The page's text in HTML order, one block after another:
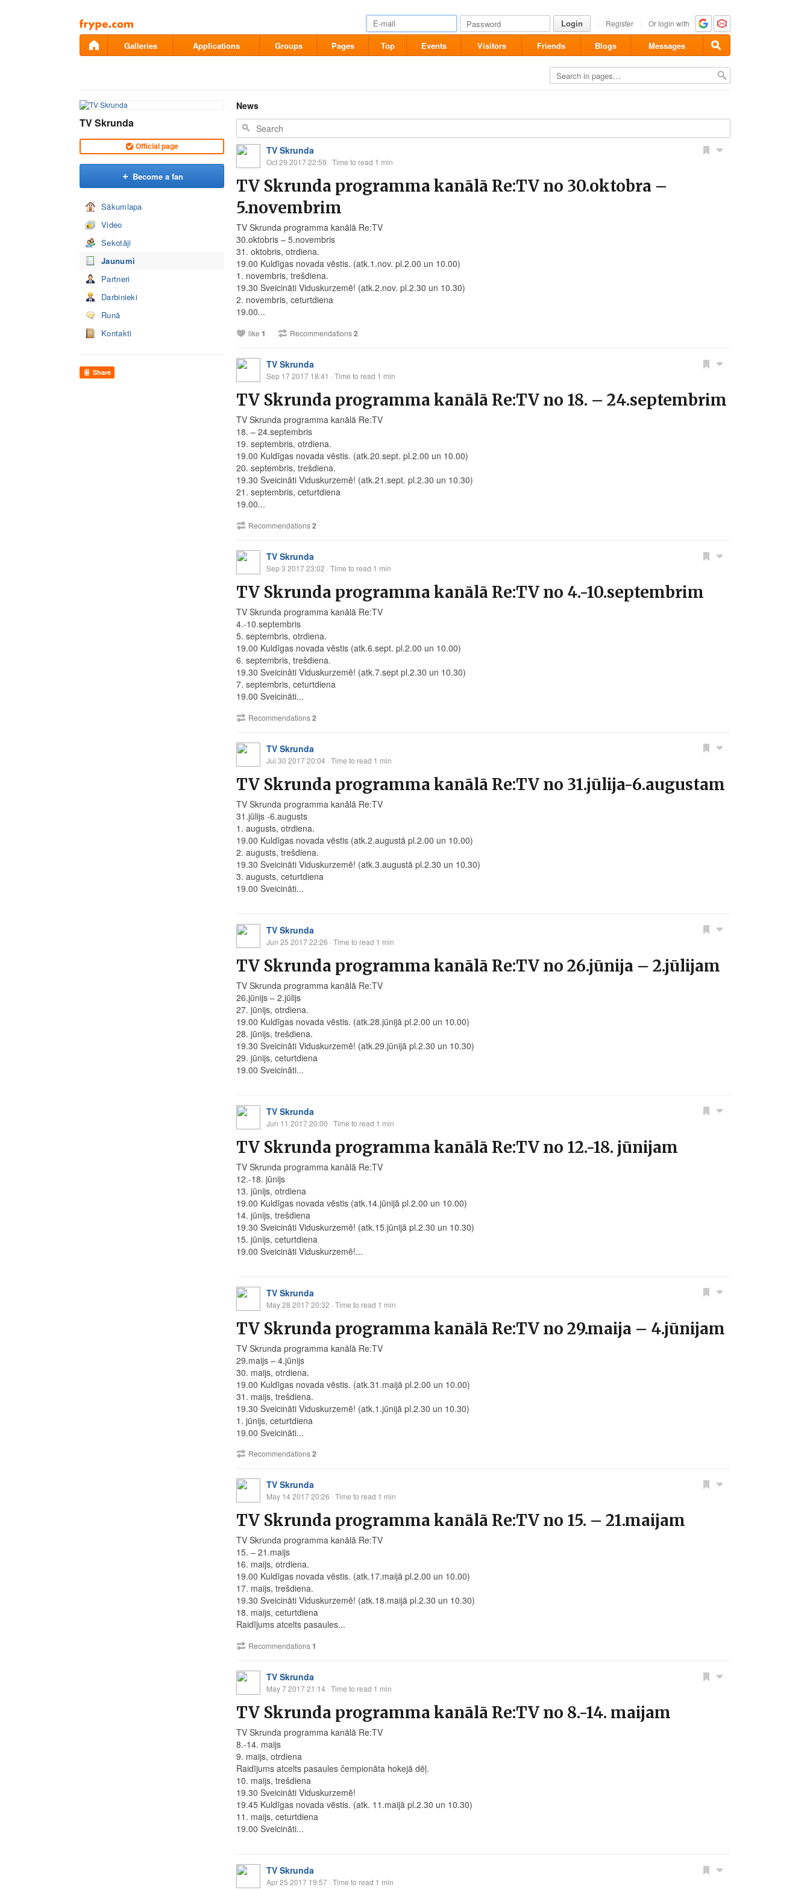
Pāriet
uz
saturu
Login Register Or login with
Galleries Applications Groups Pages Top Events Visitors Friends Blogs Messages
TV Skrunda
Official page
Become a fan
Sākumlapa
Video
Sekotāji
Jaunumi
Partneri
Darbinieki
Runā
Kontakti
Share
News
TV Skrunda
Oct 29 2017 22:59 · Time to read 1 min
TV Skrunda programma kanālā Re:TV no 30.oktobra –
5.novembrim
TV Skrunda programma kanālā Re:TV
30.oktobris – 5.novembris
31. oktobris, otrdiena.
19.00 Kuldīgas novada vēstis. (atk.1.nov. pl.2.00 un 10.00)
1. novembris, trešdiena.
19.30 Sveicināti Viduskurzemē! (atk.2.nov. pl.2.30 un 10.30)
2. novembris, ceturtdiena
19.00...
like 1 Recommendations2
TV Skrunda
Sep 17 2017 18:41 · Time to read 1 min
TV Skrunda programma kanālā Re:TV no 18. – 24.septembrim
TV Skrunda programma kanālā Re:TV
18. – 24.septembris
19. septembris, otrdiena.
19.00 Kuldīgas novada vēstis. (atk.20.sept. pl.2.00 un 10.00)
20. septembris, trešdiena.
19.30 Sveicināti Viduskurzemē! (atk.21.sept. pl.2.30 un 10.30)
21. septembris, ceturtdiena
19.00...
Recommendations2
TV Skrunda
Sep 3 2017 23:02 · Time to read 1 min
TV Skrunda programma kanālā Re:TV no 4.-10.septembrim
TV Skrunda programma kanālā Re:TV
4.-10.septembris
5. septembris, otrdiena.
19.00 Kuldīgas novada vēstis (atk.6.sept. pl.2.00 un 10.00)
6. septembris, trešdiena.
19.30 Sveicināti Viduskurzemē! (atk.7.sept pl.2.30 un 10.30)
7. septembris, ceturtdiena
19.00 Sveicināti...
Recommendations2
TV Skrunda
Jul 30 2017 20:04 · Time to read 1 min
TV Skrunda programma kanālā Re:TV no 31.jūlija-6.augustam
TV Skrunda programma kanālā Re:TV
31.jūlijs -6.augusts
1. augusts, otrdiena.
19.00 Kuldīgas novada vēstis (atk.2.augustā pl.2.00 un 10.00)
2. augusts, trešdiena.
19.30 Sveicināti Viduskurzemē! (atk.3.augustā pl.2.30 un 10.30)
3. augusts, ceturtdiena
19.00 Sveicināti...
TV Skrunda
Jun 25 2017 22:26 · Time to read 1 min
TV Skrunda programma kanālā Re:TV no 26.jūnija – 2.jūlijam
TV Skrunda programma kanālā Re:TV
26.jūnijs – 2.jūlijs
27. jūnijs, otrdiena.
19.00 Kuldīgas novada vēstis. (atk.28.jūnijā pl.2.00 un 10.00)
28. jūnijs, trešdiena.
19.30 Sveicināti Viduskurzemē! (atk.29.jūnijā pl.2.30 un 10.30)
29. jūnijs, ceturtdiena
19.00 Sveicināti...
TV Skrunda
Jun 11 2017 20:00 · Time to read 1 min
TV Skrunda programma kanālā Re:TV no 12.-18. jūnijam
TV Skrunda programma kanālā Re:TV
12.-18. jūnijs
13. jūnijs, otrdiena
19.00 Kuldīgas novada vēstis (atk.14.jūnijā pl.2.00 un 10.00)
14. jūnijs, trešdiena
19.30 Sveicināti Viduskurzemē! (atk.15.jūnijā pl.2.30 un 10.30)
15. jūnijs, ceturtdiena
19.00 Sveicināti Viduskurzemē!...
TV Skrunda
May 28 2017 20:32 · Time to read 1 min
TV Skrunda programma kanālā Re:TV no 29.maija – 4.jūnijam
TV Skrunda programma kanālā Re:TV
29.maijs – 4.jūnijs
30. maijs, otrdiena.
19.00 Kuldīgas novada vēstis. (atk.31.maijā pl.2.00 un 10.00)
31. maijs, trešdiena.
19.30 Sveicināti Viduskurzemē! (atk.1.jūnijā pl.2.30 un 10.30)
1. jūnijs, ceturtdiena
19.00 Sveicināti...
Recommendations2
TV Skrunda
May 14 2017 20:26 · Time to read 1 min
TV Skrunda programma kanālā Re:TV no 15. – 21.maijam
TV Skrunda programma kanālā Re:TV
15. – 21.maijs
16. maijs, otrdiena.
19.00 Kuldīgas novada vēstis. (atk.17.maijā pl.2.00 un 10.00)
17. maijs, trešdiena.
19.30 Sveicināti Viduskurzemē! (atk.18.maijā pl.2.30 un 10.30)
18. maijs, ceturtdiena
Raidījums atcelts pasaules...
Recommendations1
TV Skrunda
May 7 2017 21:14 · Time to read 1 min
TV Skrunda programma kanālā Re:TV no 8.-14. maijam
TV Skrunda programma kanālā Re:TV
8.-14. maijs
9. maijs, otrdiena
Raidījums atcelts pasaules čempionāta hokejā dēļ.
10. maijs, trešdiena
19.30 Sveicināti Viduskurzemē!
19.45 Kuldīgas novada vēstis. (atk. 11.maijā pl.2.30 un 10.30)
11. maijs, ceturtdiena
19.00 Sveicināti...
TV Skrunda
Apr 25 2017 19:57 · Time to read 1 min